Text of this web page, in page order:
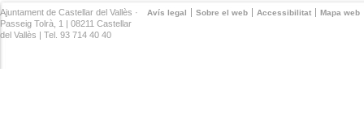
Avís legal Sobre el web Accessibilitat Mapa web
Ajuntament de Castellar del Vallès ·
Passeig Tolrà, 1 | 08211 Castellar
del Vallès | Tel. 93 714 40 40